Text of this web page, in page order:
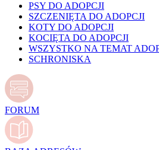
PSY DO ADOPCJI
SZCZENIĘTA DO ADOPCJI
KOTY DO ADOPCJI
KOCIĘTA DO ADOPCJI
WSZYSTKO NA TEMAT
SCHRONISKA
FORUM